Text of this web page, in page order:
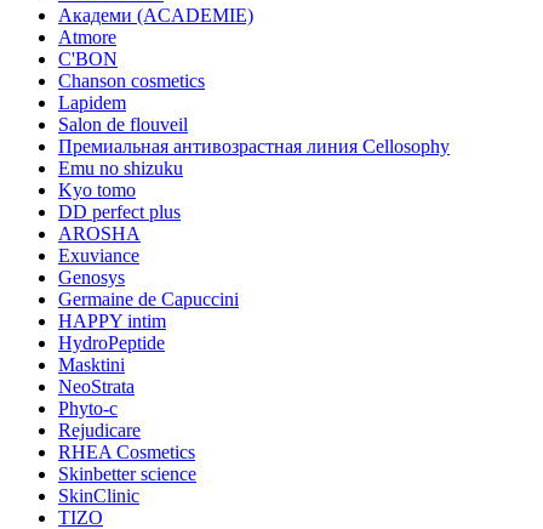
Академи (ACADEMIE)
Atmore
C'BON
Chanson cosmetics
Lapidem
Salon de flouveil
Премиальная антивозрастная линия Cellosophy
Emu no shizuku
Kyo tomo
DD perfect plus
AROSHA
Exuviance
Genosys
Germaine de Capuccini
HAPPY intim
HydroPeptide
Masktini
NeoStrata
Phyto-c
Rejudicare
RHEA Cosmetics
Skinbetter science
SkinСlinic
TIZO